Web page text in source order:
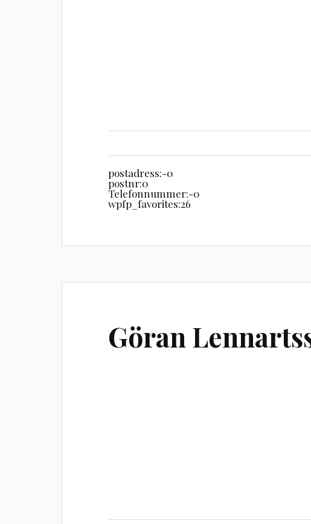
postadress:-0
postnr:0
Telefonnummer:-0
wpfp_favorites:26
Göran